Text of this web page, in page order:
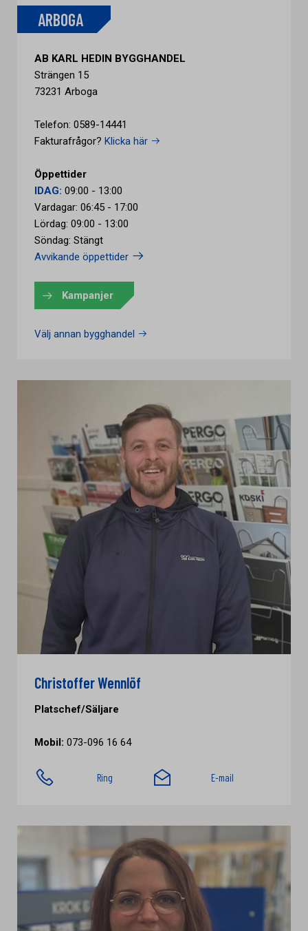
ARBOGA
AB KARL HEDIN BYGGHANDEL
Strängen 15
73231 Arboga
Telefon: 0589-14441
Fakturafrågor? Klicka här
Öppettider
IDAG: 09:00 - 13:00
Vardagar: 06:45 - 17:00
Lördag: 09:00 - 13:00
Söndag: Stängt
Avvikande öppettider
Kampanjer
Välj annan bygghandel
Christoffer Wennlöf
Platschef/Säljare
Mobil: 073-096 16 64
Ring E-mail